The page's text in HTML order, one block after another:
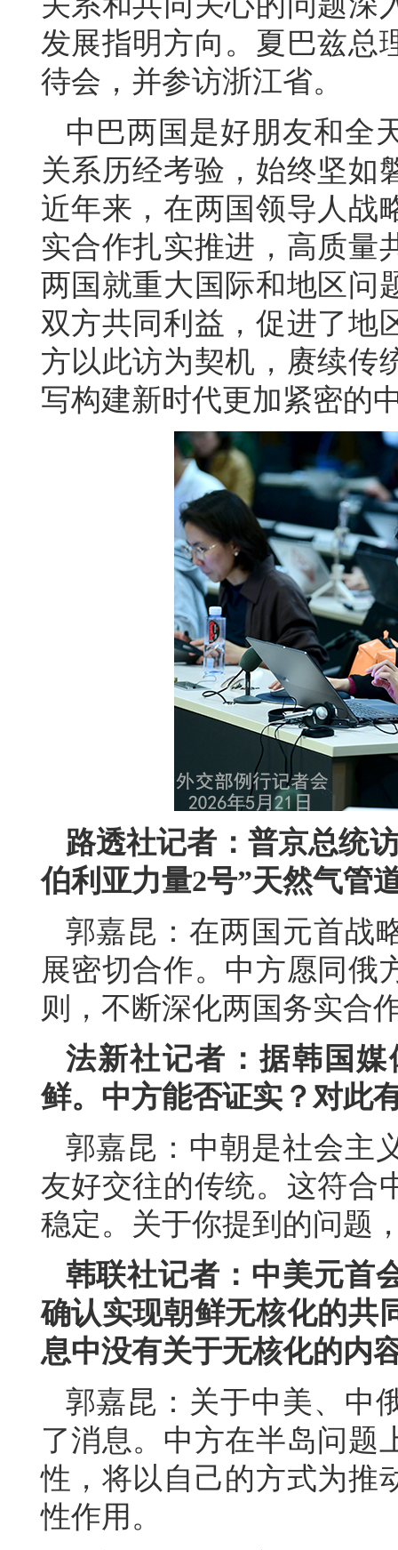
发展指明方向。夏巴兹总
待会，并参访浙江省。
中巴两国是好朋友和全
关系历经考验，始终坚如
近年来，在两国领导人战
实合作扎实推进，高质量
两国就重大国际和地区问
双方共同利益，促进了地
方以此访为契机，赓续传
写构建新时代更加紧密的
路透社记者：普京总统
伯利亚力量2号”天然气管
郭嘉昆：在两国元首战
展密切合作。中方愿同俄
则，不断深化两国务实合
法新社记者：据韩国
鲜。中方能否证实？对此
郭嘉昆：中朝是社会主
友好交往的传统。这符合
稳定。关于你提到的问题
韩联社记者：中美元首
确认实现朝鲜无核化的共
息中没有关于无核化的内
郭嘉昆：关于中美、中
了消息。中方在半岛问题
性，将以自己的方式为推
性作用。